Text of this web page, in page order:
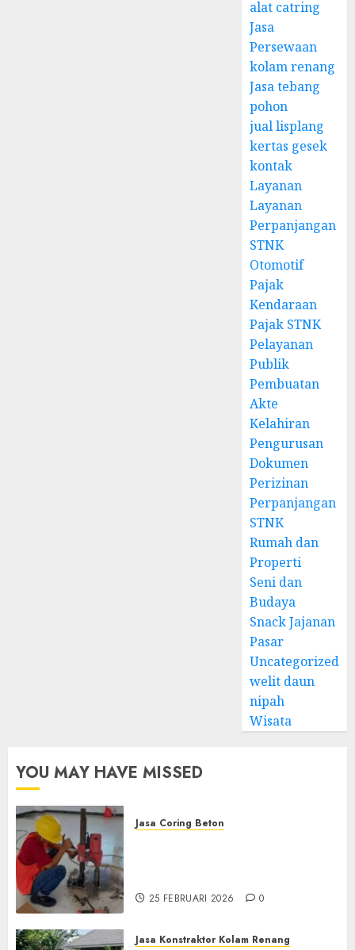
alat catring
Jasa
Persewaan
kolam renang
Jasa tebang
pohon
jual lisplang
kertas gesek
kontak
Layanan
Layanan
Perpanjangan
STNK
Otomotif
Pajak
Kendaraan
Pajak STNK
Pelayanan
Publik
Pembuatan
Akte
Kelahiran
Pengurusan
Dokumen
Perizinan
Perpanjangan
STNK
Rumah dan
Properti
Seni dan
Budaya
Snack Jajanan
Pasar
Uncategorized
welit daun
nipah
Wisata
YOU MAY HAVE MISSED
Jasa Coring Beton
25 FEBRUARI 2026 0
Jasa Konstraktor Kolam Renang